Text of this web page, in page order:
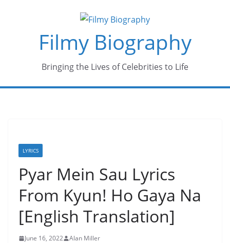
Filmy Biography
Bringing the Lives of Celebrities to Life
LYRICS
Pyar Mein Sau Lyrics
From Kyun! Ho Gaya Na
[English Translation]
June 16, 2022 Alan Miller